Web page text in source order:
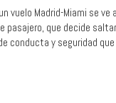
vuelo Madrid-Miami se ve
pasajero, que decide
conducta y seguridad que